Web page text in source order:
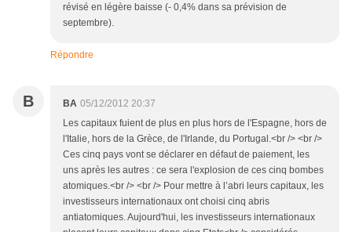
révisé en légère baisse (- 0,4% dans sa prévision de
septembre).
Répondre
B BA 05/12/2012 20:37
Les capitaux fuient de plus en plus hors de l'Espagne, hors de
l'Italie, hors de la Grèce, de l'Irlande, du Portugal.<br /> <br />
Ces cinq pays vont se déclarer en défaut de paiement, les
uns après les autres : ce sera l'explosion de ces cinq bombes
atomiques.<br /> <br /> Pour mettre à l’abri leurs capitaux, les
investisseurs internationaux ont choisi cinq abris
antiatomiques. Aujourd'hui, les investisseurs internationaux